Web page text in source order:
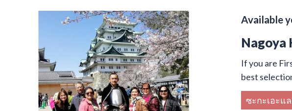
Available
Nagoya
If you are
best
ซะกะเอะแ